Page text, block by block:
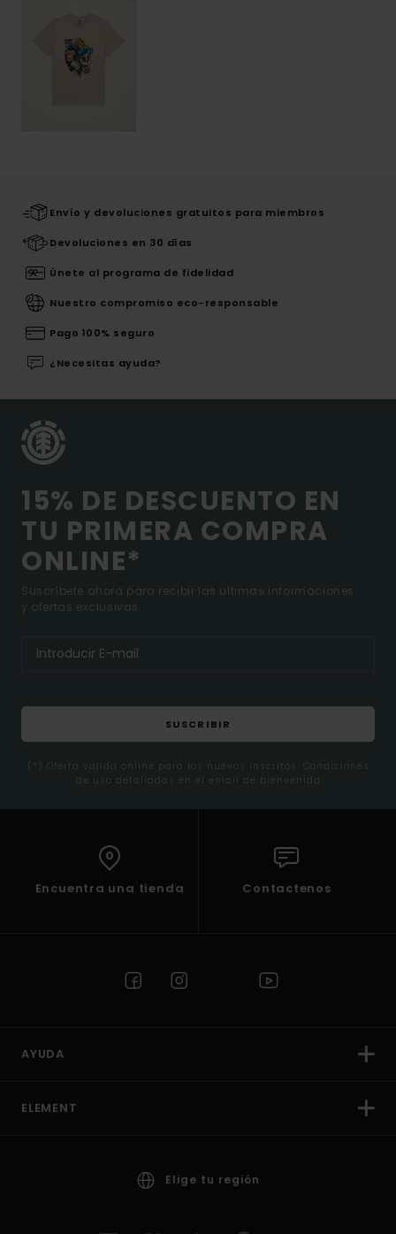
Envío y devoluciones gratuitos para miembros
Devoluciones en 30 días
Únete al programa de fidelidad
Nuestro compromiso eco-responsable
Pago 100% seguro
¿Necesitas ayuda?
15% DE DESCUENTO EN
TU PRIMERA COMPRA
ONLINE*
Suscríbete ahora para recibir las ultimas informaciones
y ofertas exclusivas.
SUSCRIBIR
(*) Oferta valida online para los nuevos inscritos. Condiciones
de uso detalladas en el email de bienvenida
Encuentra una tienda Contactenos
AYUDA
ELEMENT
Elige tu región